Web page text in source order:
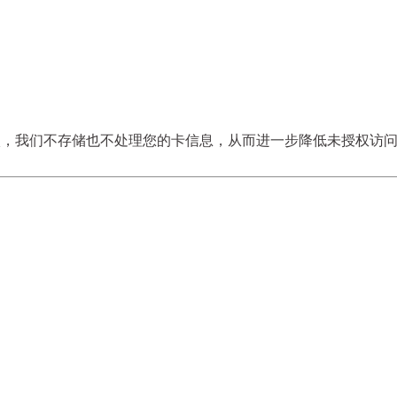
我们不存储也不处理您的卡信息，从而进一步降低未授权访问